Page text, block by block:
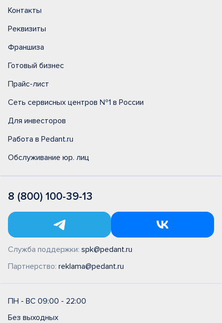
Контакты
Реквизиты
Франшиза
Готовый бизнес
Прайс-лист
Сеть сервисных центров №1 в России
Для инвесторов
Работа в Pedant.ru
Обслуживание юр. лиц
8 (800) 100-39-13
Служба поддержки: spk@pedant.ru
Партнерство: reklama@pedant.ru
ПН - ВС 09:00 - 22:00
Без выходных